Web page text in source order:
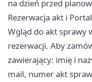
na dzień przed
Rezerwacja akt i
Wgląd do akt sprawy
rezerwacji. Aby
zawierający: imię i
mail, numer akt